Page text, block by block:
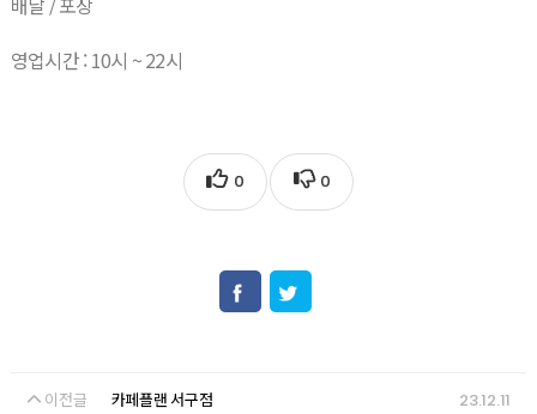
영업시간 : 10시 ~ 22시
0 0
이전글 카페플랜 서구점 23.12.11